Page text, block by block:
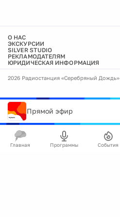
О НАС
ЭКСКУРСИИ
SILVER STUDIO
РЕКЛАМОДАТЕЛЯМ
ЮРИДИЧЕСКАЯ ИНФОРМАЦИЯ
2026 Радиостанция «Серебряный Дождь»
Прямой эфир
Главная Программы События